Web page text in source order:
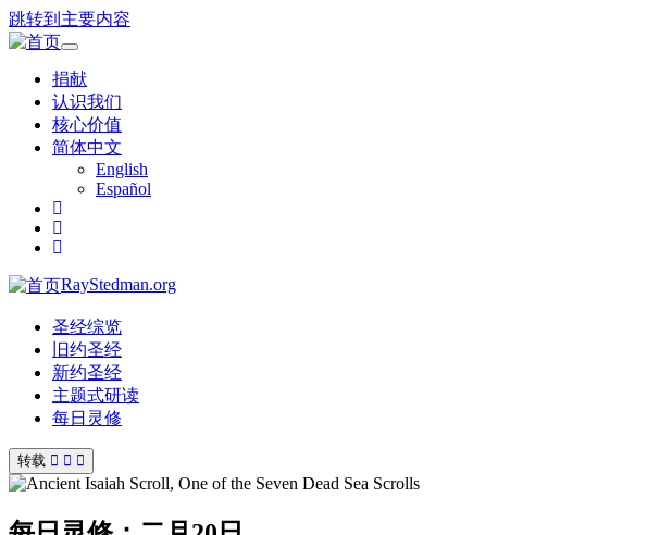
跳转到主要内容
Toggle
navigation
捐献
认识我们
核心价值
简体中文
English
Español
RayStedman.org
圣经综览
旧约圣经
新约圣经
主题式研读
每日灵修
转载